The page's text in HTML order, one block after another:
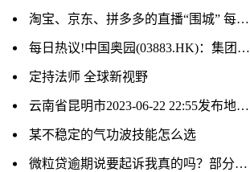
淘宝、京东、拼多多的直播“围城” 每日报道
每日热议!中国奥园(03883.HK)：集团的逾九成房地产项目按计划及进度进行
定持法师 全球新视野
云南省昆明市2023-06-22 22:55发布地质灾害橙色预警
某不稳定的气功波技能怎么选
微粒贷逾期说要起诉我真的吗？部分还款有效果吗？_焦点播报